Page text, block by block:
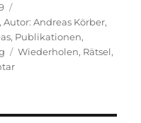
,Autor: Andreas Körber,
, Publikationen,
Schlagwörter
Wiederholen, Rätsel,
zu